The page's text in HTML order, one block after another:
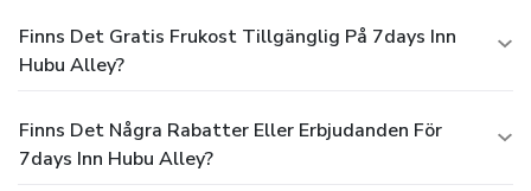
Finns Det Gratis Frukost Tillgänglig På 7days Inn
Hubu Alley?
Finns Det Några Rabatter Eller Erbjudanden För
7days Inn Hubu Alley?